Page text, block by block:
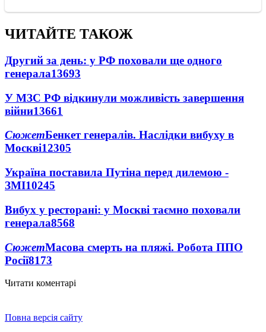
ЧИТАЙТЕ ТАКОЖ
Другий за день: у РФ поховали ще одного
генерала13693
У МЗС РФ відкинули можливість завершення
війни13661
СюжетБенкет генералів. Наслідки вибуху в
Москві12305
Україна поставила Путіна перед дилемою -
ЗМІ10245
Вибух у ресторані: у Москві таємно поховали
генерала8568
СюжетМасова смерть на пляжі. Робота ППО
Росії8173
Читати коментарі
Повна версія сайту